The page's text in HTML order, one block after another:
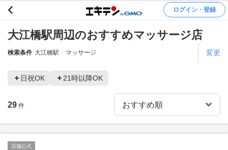
ログイン・登録
大江橋駅周辺のおすすめマッサージ店
検索条件 大江橋駅 マッサージ 変更
日祝OK 21時以降OK
29 件
店舗公式